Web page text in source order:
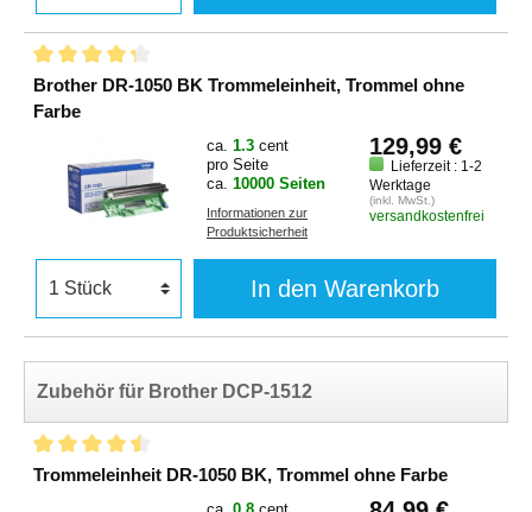
Brother DR-1050 BK Trommeleinheit, Trommel ohne
Farbe
ca. 1.3 cent
pro Seite
ca. 10000 Seiten
Informationen zur
Produktsicherheit
129,99 €
Lieferzeit : 1-2
Werktage
(inkl. MwSt.)
versandkostenfrei
In den Warenkorb
Zubehör für Brother DCP-1512
Trommeleinheit DR-1050 BK, Trommel ohne Farbe